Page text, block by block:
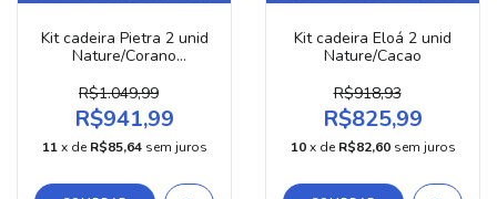
Kit cadeira Pietra 2 unid
Nature/Corano
R$1.049,99
R$941,99
11 x de R$85,64 sem juros
Kit cadeira Eloá 2 unid
Nature/Cacao
R$918,93
R$825,99
10 x de R$82,60 sem juros